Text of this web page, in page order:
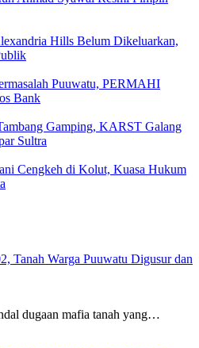
Hills Belum Dikeluarkan,
Puuwatu, PERMAHI
Bank
Gamping, KARST Galang
Sultra
Cengkeh di Kolut, Kuasa Hukum
Tanah Warga Puuwatu Digusur dan
dugaan mafia tanah yang…